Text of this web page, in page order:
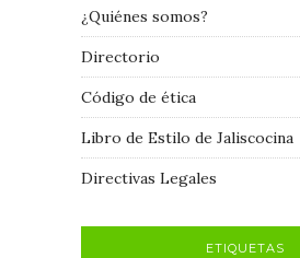
¿Quiénes somos?
Directorio
Código de ética
Libro de Estilo de Jaliscocina
Directivas Legales
ETIQUETAS